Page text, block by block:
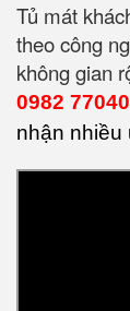
Tủ mát
theo công
không gian
0982
nhận nhiều